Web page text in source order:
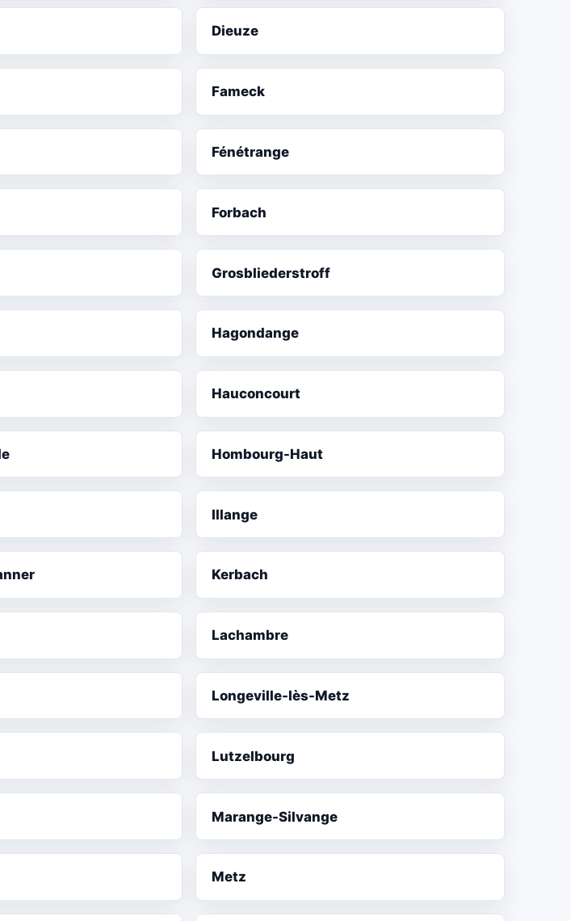
Dieuze
Fameck
Fénétrange
Forbach
Grosbliederstroff
Hagondange
Hauconcourt
Hombourg-Haut
Illange
Kerbach
Lachambre
Longeville-lès-Metz
Lutzelbourg
Marange-Silvange
Metz